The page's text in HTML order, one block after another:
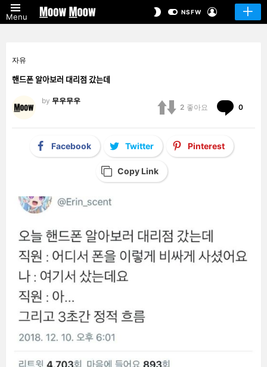
Menu
SWITCHNSFW
자유
핸드폰 알아보러 대리점 갔는데
by 무우무우
2 좋아요 0
Facebook Twitter Pinterest
Copy Link